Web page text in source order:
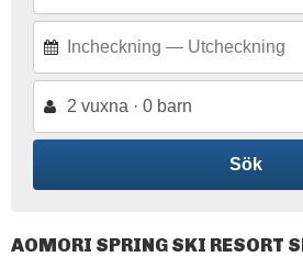
2 vuxna · 0 barn
Sök
AOMORI SPRING SKI RESORT